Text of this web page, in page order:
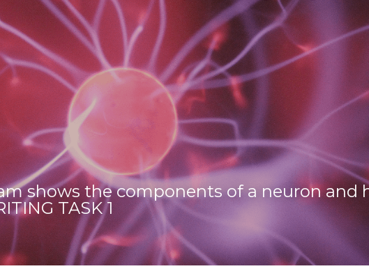
shows the components of a neuron and
TASK 1